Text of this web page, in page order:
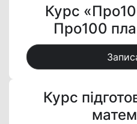
Курс
Про100
Курс